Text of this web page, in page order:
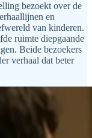
bezoekt over de
en
van kinderen.
ruimte diepgaande
Beide bezoekers
verhaal dat beter